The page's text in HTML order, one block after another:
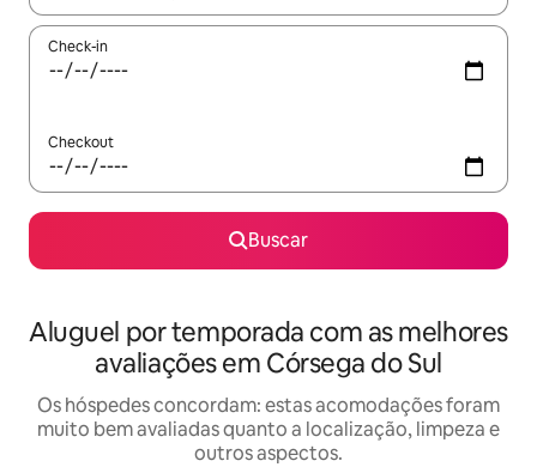
Check-in
Checkout
Buscar
Aluguel por temporada com as melhores
avaliações em Córsega do Sul
Os hóspedes concordam: estas acomodações foram
muito bem avaliadas quanto a localização, limpeza e
outros aspectos.